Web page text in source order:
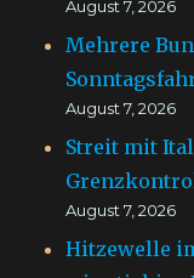
August 7, 2026
Mehrere
August 7, 2026
Streit mit
August 7, 2026
Hitzewelle